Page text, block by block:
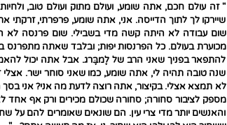
" זה עולם חכם, אתה שומע, ועולם מתוק ועולם טוב,
שיירקו לך לתוך הדייסה. אני, אתה שומע, פרפרתי,
שום עבודה לא היתה קשה מדי בשבילי. שום פרנסה לא
מכוערת בעולם. כל הפרנסות יפות; ובלבד שאתה מתפרנס
להתפאר בפניך שאני הרב של לֶמבֶּרג. אבל אתה יכול
שנה טובה תהיה לי, אתה שומע, כמו שאני סוחר ישר.
לא תמצא אצלי. בקיצור, אתה רוצה לדעת מה אני? אני
מספק לציבור סחורה; סחורה שכולם מכירים ורק אף אחד
והאנשים יותר מדי צרי עין. הם שונאים שאומרים להם על